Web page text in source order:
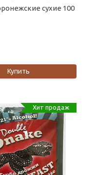
сухие 100
Купить
Хит продаж